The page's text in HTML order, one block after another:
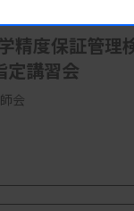
精度保証管理
講習会
会